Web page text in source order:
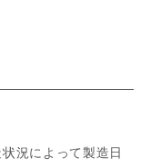
況によって製造日